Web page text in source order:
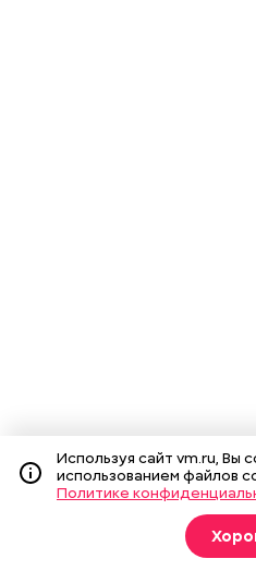
Используя сайт vm.ru, Вы
использованием файлов
Политике